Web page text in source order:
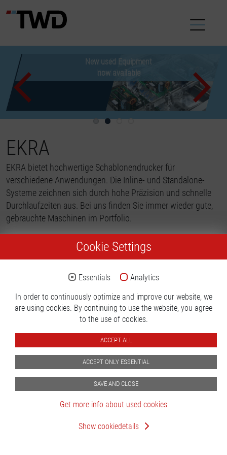
Your Partner for
Used Systems
New used Equipment
now available
Customized offers
for your Production
Used machines make
new acquisitions superfluous
Previous
EKRA
EKRA bietet hochwertige Schablonendrucker für
verschiedene Anwendungen. Die Inline- und Standalone-
Systeme zeichnen sich durch hohe Präzision und schnelle
Durchlaufzeiten aus. Bei uns finden Sie immer wieder gute,
gebrauchte Maschinen im Portfolio.
Aktuell keine Produkte
General Terms & Conditions Imprint Privacy policy
Cookie Settings
Essentials
Analytics
In order to continuously optimize and improve our website, we
are using cookies. By continuing to use the website, you agree
to the use of cookies.
ACCEPT ALL
ACCEPT ONLY ESSENTIAL
SAVE AND CLOSE
Get more info about used cookies
Show cookiedetails